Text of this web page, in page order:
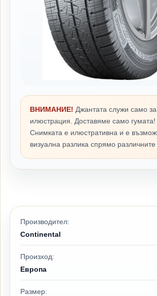
ВНИМАНИЕ! Джантата служи само за
илюстрация. Доставяме само гумата!
Снимката е илюстративна и е
визуална разлика спрямо различните
Производител:
Continental
Произход:
Европа
Размер: